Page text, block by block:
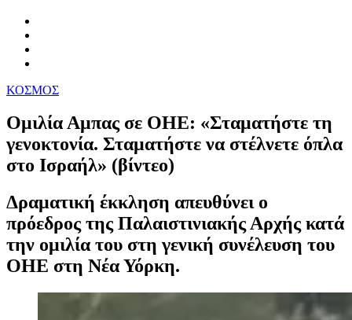
ΚΟΣΜΟΣ
Ομιλία Αμπας σε ΟΗΕ: «Σταματήστε τη
γενοκτονία. Σταματήστε να στέλνετε όπλα
στο Ισραήλ» (βίντεο)
Δραματική έκκληση απευθύνει ο
πρόεδρος της Παλαιστινιακής Αρχής κατά
την ομιλία του στη γενική συνέλευση του
ΟΗΕ στη Νέα Υόρκη.